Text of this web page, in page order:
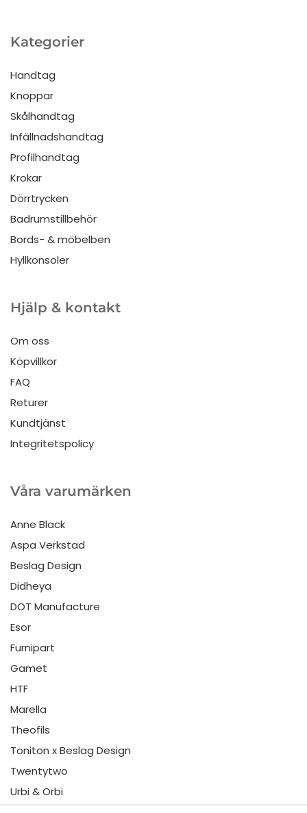
Kategorier
Handtag
Knoppar
Skålhandtag
Infällnadshandtag
Profilhandtag
Krokar
Dörrtrycken
Badrumstillbehör
Bords- & möbelben
Hyllkonsoler
Hjälp & kontakt
Om oss
Köpvillkor
FAQ
Returer
Kundtjänst
Integritetspolicy
Våra varumärken
Anne Black
Aspa Verkstad
Beslag Design
Didheya
DOT Manufacture
Esor
Furnipart
Gamet
HTF
Marella
Theofils
Toniton x Beslag Design
Twentytwo
Urbi & Orbi